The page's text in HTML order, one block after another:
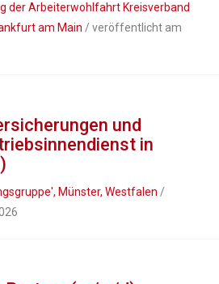
der Arbeiterwohlfahrt Kreisverband
am Main / veröffentlicht am
und
in
Münster, Westfalen /